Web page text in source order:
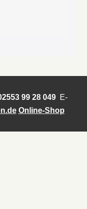
99 28 049E-
Online-Shop